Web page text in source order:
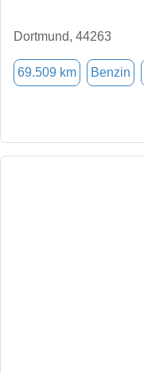
Dortmund, 44263
69.509 km Benzin